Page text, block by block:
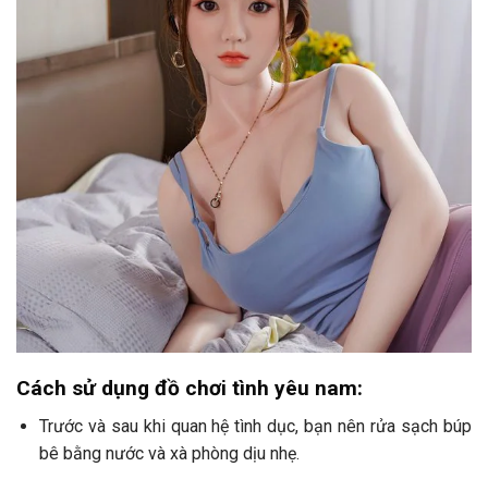
Cách sử dụng đồ chơi tình yêu nam:
Trước và sau khi quan hệ tình dục, bạn nên rửa sạch búp
bê bằng nước và xà phòng dịu nhẹ.